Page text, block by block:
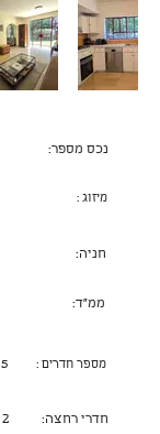
נכס מספר:
מיזוג :
חניה:
ממ״ד:
מספר חדרים : 5
חדרי רחצה: 2